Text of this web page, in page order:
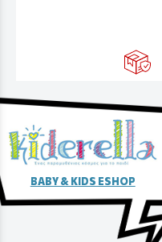
BABY & KIDS ESHOP